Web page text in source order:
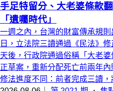
手足特留分、大老婆條款
「遺囑時代」
一週之內，台灣的財富傳承規
日，立法院三讀通過《民法》
天後，行政院通過俗稱「大老
正草案，重新分配死亡前兩年
修法進度不同：前者完成三讀